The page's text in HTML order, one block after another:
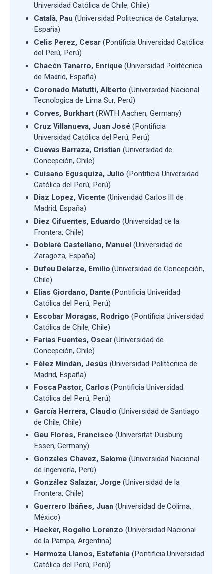
Universidad Católica de Chile, Chile)
Català, Pau (Universidad Politecnica de Catalunya,
España)
Celis Perez, Cesar (Pontificia Universidad Católica
del Perú, Perú)
Chacón Tanarro, Enrique (Universidad Politécnica
de Madrid, España)
Coronado Matutti, Alberto (Universidad Nacional
Tecnologica de Lima Sur, Perú)
Corves, Burkhart (RWTH Aachen, Germany)
Cruz Villanueva, Juan José (Pontificia
Universidad Católica del Perú, Perú)
Cuevas Barraza, Cristian (Universidad de
Concepción, Chile)
Cuisano Egusquiza, Julio (Pontificia Universidad
Católica del Perú, Perú)
Diaz Lopez, Vicente (Univeridad Carlos III de
Madrid, España)
Diez Cifuentes, Eduardo (Universidad de la
Frontera, Chile)
Doblaré Castellano, Manuel (Universidad de
Zaragoza, España)
Dufeu Delarze, Emilio (Universidad de Concepción,
Chile)
Elias Giordano, Dante (Pontificia Univeridad
Católica del Perú, Perú)
Escobar Moragas, Rodrigo (Pontificia Universidad
Católica de Chile, Chile)
Farias Fuentes, Oscar (Universidad de
Concepción, Chile)
Félez Mindán, Jesús (Universidad Politécnica de
Madrid, España)
Fosca Pastor, Carlos (Pontificia Universidad
Católica del Perú, Perú)
García Herrera, Claudio (Universidad de Santiago
de Chile, Chile)
Geu Flores, Francisco (Universität Duisburg
Essen, Germany)
Gonzales Chavez, Salome (Universidad Nacional
de Ingeniería, Perú)
González Salazar, Jorge (Universidad de la
Frontera, Chile)
Guerrero Ibáñes, Juan (Universidad de Colima,
México)
Hecker, Rogelio Lorenzo (Universidad Nacional
de la Pampa, Argentina)
Hermoza Llanos, Estefania (Pontificia Universidad
Católica del Perú, Perú)